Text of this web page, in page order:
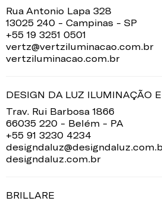
Rua Antonio Lapa 328
13025 240 - Campinas - SP
+55 19 3251 0501
vertz@vertziluminacao.com.br
vertziluminacao.com.br
DESIGN DA LUZ ILUMINAÇÃO E
Trav. Rui Barbosa 1866
66035 220 - Belém - PA
+55 91 3230 4234
designdaluz.com.br
BRILLARE